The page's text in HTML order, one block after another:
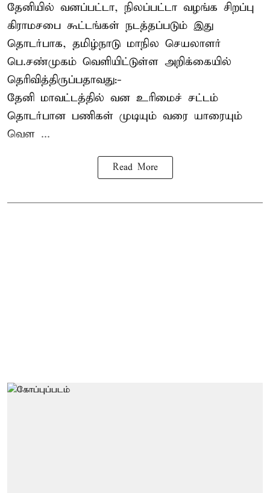
தேனியில் வனப்பட்டா, நிலப்பட்டா வழங்க சிறப்பு
கிராமசபை கூட்டங்கள் நடத்தப்படும் இது
தொடர்பாக, தமிழ்நாடு மாநில செயலாளர்
பெ.சண்முகம் வெளியிட்டுள்ள அறிக்கையில்
தெரிவித்திருப்பதாவது:-
தேனி மாவட்டத்தில் வன உரிமைச் சட்டம்
தொடர்பான பணிகள் முடியும் வரை யாரையும்
வெள ...
Read More